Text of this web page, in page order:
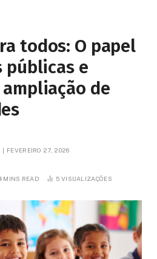
todos: O papel
públicas e
de
FEVEREIRO 27, 2026
MINS READ 5 VISUALIZAÇÕES